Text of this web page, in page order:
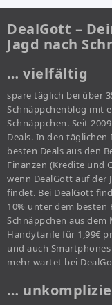
DealGott –
Jagd nach
… vielfältig
spare täglich bei über
Schnäppchenblog mit
Schnäppchen. Seit
Deals. In den
besten Deals aus den
Finanzen (Kredite und
wenn DealGott auf der
findet. Bei DealGott
10% unter dem besten
Schnäppchen aus
Handytarife für 1,99€
und auch
mehr wartet bei
…